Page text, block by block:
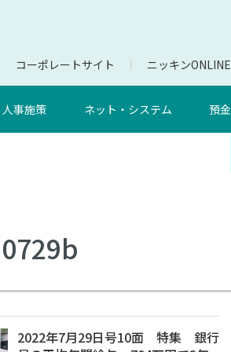
コーポレートサイト ニッキンONLINE
人事施策 ネット・システム 預金
2022年7月29日号10面 特集 銀行